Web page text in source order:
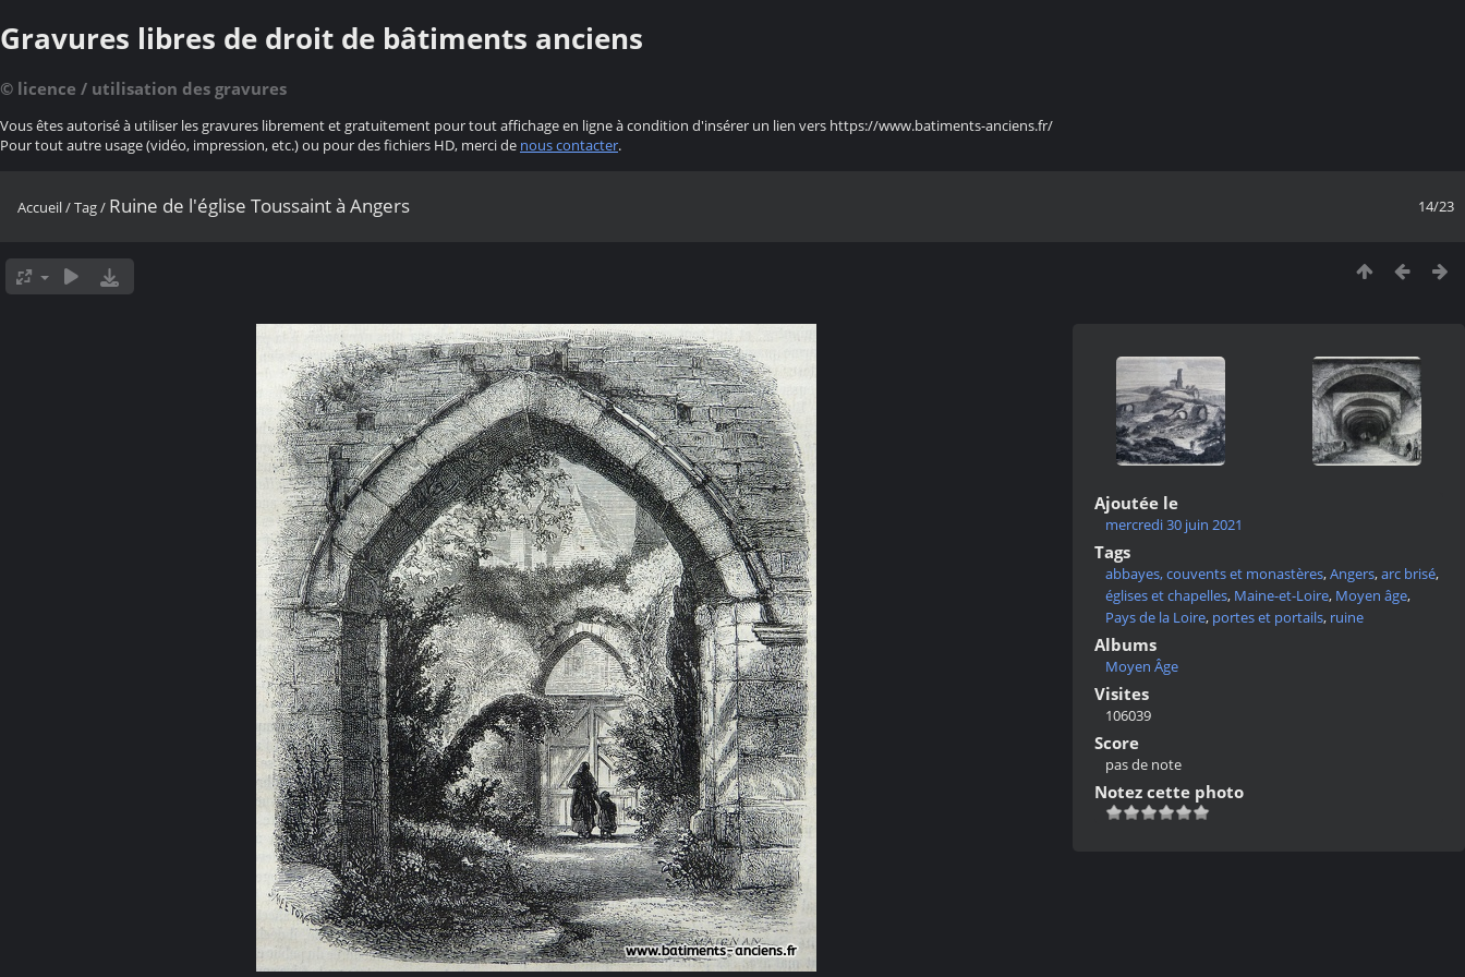
Gravures libres de droit de bâtiments anciens
© licence / utilisation des gravures
Vous êtes autorisé à utiliser les gravures librement et gratuitement pour tout affichage en ligne à condition d'insérer un lien vers https://www.batiments-anciens.fr/
Pour tout autre usage (vidéo, impression, etc.) ou pour des fichiers HD, merci de nous contacter.
14/23
Accueil/Tag/ Ruine de l'église Toussaint à Angers
Ajoutée le
mercredi 30 juin 2021
Tags
abbayes, couvents et monastères,Angers,arc brisé,
églises et chapelles, Maine-et-Loire, Moyen âge,
Pays de la Loire, portes et portails, ruine
Albums
Moyen Âge
Visites
106039
Score
pas de note
Notez cette photo